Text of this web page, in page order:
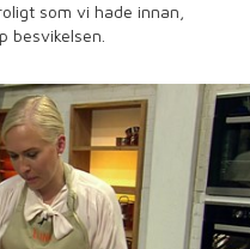
som vi hade innan,
besvikelsen.